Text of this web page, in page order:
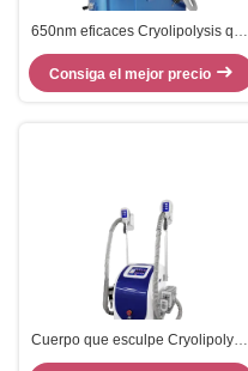
650nm eficaces Cryolipolysis que
adelgaza la máquina para
formar/piel del cuerpo aprietan
Consiga el mejor precio
Cuerpo que esculpe Cryolipolysis
que adelgaza la máquina portátil